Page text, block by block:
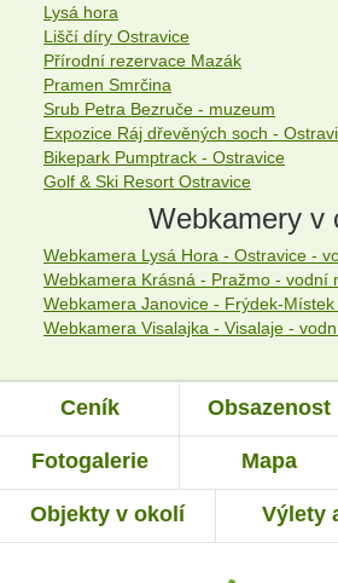
Lysá hora
Liščí díry Ostravice
Přírodní rezervace Mazák
Pramen Smrčina
Srub Petra Bezruče - muzeum
Expozice Ráj dřevěných soch -
Bikepark Pumptrack - Ostravice
Golf & Ski Resort Ostravice
Webkamery v
Webkamera Krásná - Pražmo - vodní
Ceník Obsazenost
Fotogalerie Mapa
Objekty v okolí Výlety